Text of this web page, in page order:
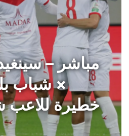
مباشر –
× شباب
خطيرة للاعب